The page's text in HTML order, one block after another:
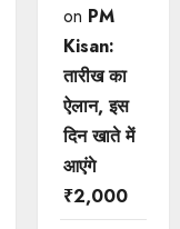
on PM
Kisan:
तारीख का
ऐलान, इस
दिन खाते में
आएंगे
₹2,000